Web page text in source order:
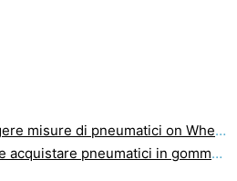
misure di pneumatici on Wheels
pneumatici in gomma riciclata